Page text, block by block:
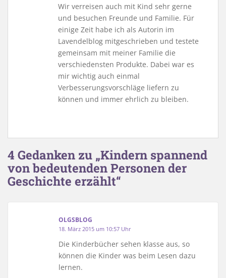
Wir verreisen auch mit Kind sehr gerne
und besuchen Freunde und Familie. Für
einige Zeit habe ich als Autorin im
Lavendelblog mitgeschrieben und testete
gemeinsam mit meiner Familie die
verschiedensten Produkte. Dabei war es
mir wichtig auch einmal
Verbesserungsvorschläge liefern zu
können und immer ehrlich zu bleiben.
4 Gedanken zu „Kindern spannend
von bedeutenden Personen der
Geschichte erzählt“
OLGSBLOG
18. März 2015 um 10:57 Uhr
Die Kinderbücher sehen klasse aus, so
können die Kinder was beim Lesen dazu
lernen.